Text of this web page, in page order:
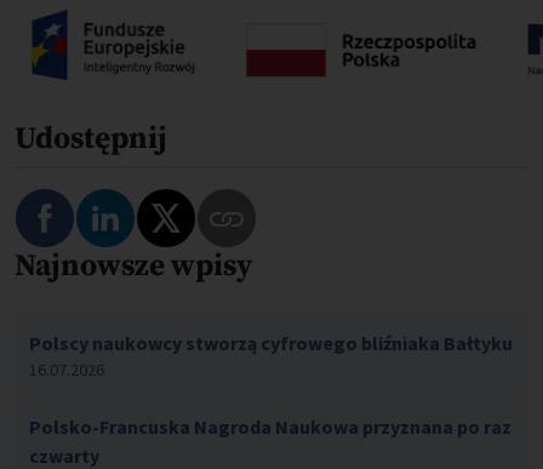
Udostępnij
Najnowsze wpisy
Polscy naukowcy stworzą cyfrowego bliźniaka Bałtyku
16.07.2026
Polsko-Francuska Nagroda Naukowa przyznana po raz
czwarty